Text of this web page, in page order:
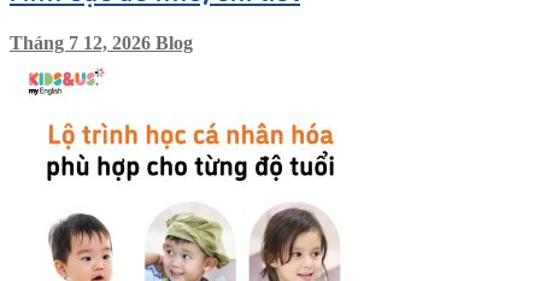
Tháng 7 12, 2026 Blog